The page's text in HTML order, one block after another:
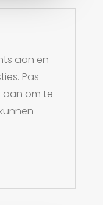
aan en
Pas
om te